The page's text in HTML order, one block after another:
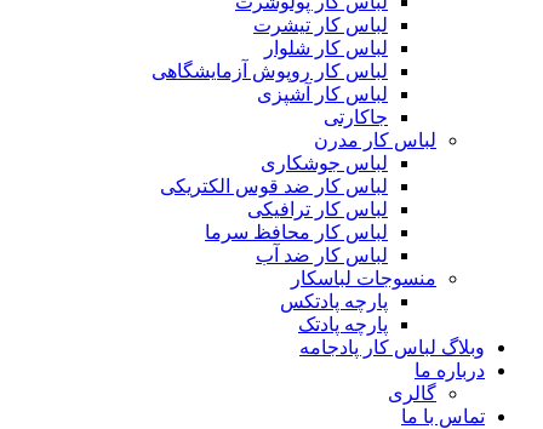
لباس کار تیشرت
لباس کار شلوار
لباس کار روپوش آزمایشگاهی
لباس کار آشپزی
جاکارتی
لباس کار مدرن
لباس جوشکاری
لباس کار ضد قوس الکتریکی
لباس کار ترافیکی
لباس کار محافظ سرما
لباس کار ضد آب
منسوجات لباسکار
پارچه پادتکس
پارچه پادتک
وبلاگ لباس کار پادجامه
درباره ما
گالری
تماس با ما